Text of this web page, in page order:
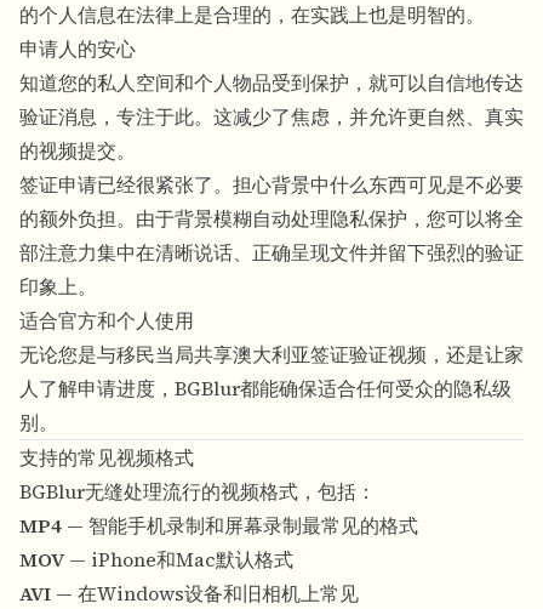
的个人信息在法律上是合理的，在实践上也是明智的。
申请人的安心
知道您的私人空间和个人物品受到保护，就可以自信地传达
验证消息，专注于此。这减少了焦虑，并允许更自然、真实
的视频提交。
签证申请已经很紧张了。担心背景中什么东西可见是不必要
的额外负担。由于背景模糊自动处理隐私保护，您可以将全
部注意力集中在清晰说话、正确呈现文件并留下强烈的验证
印象上。
适合官方和个人使用
无论您是与移民当局共享澳大利亚签证验证视频，还是让家
人了解申请进度， BGBlur都能确保适合任何受众的隐私级
别。
支持的常见视频格式
BGBlur无缝处理流行的视频格式，包括：
MP4 — 智能手机录制和屏幕录制最常见的格式
MOV— iPhone和Mac默认格式
AVI — 在Windows设备和旧相机上常见